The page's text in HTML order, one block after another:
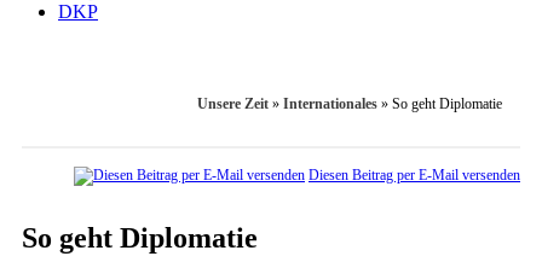
DKP
Unsere Zeit » Internationales » So geht Diplomatie
Diesen Beitrag per E-Mail versenden
So geht Diplomatie